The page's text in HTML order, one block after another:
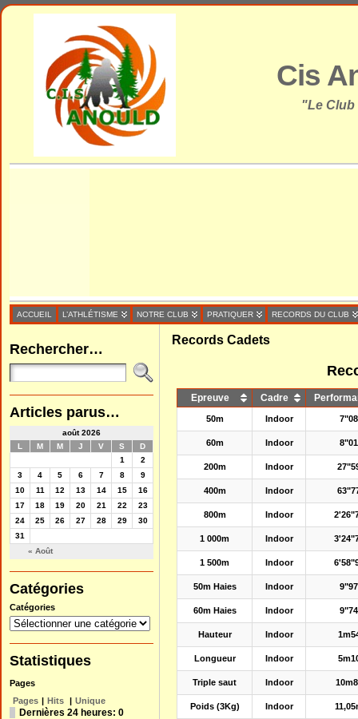
Cis
"Le Club
ACCUEIL L’ATHLÉTISME NOTRE CLUB PRATIQUER RECORDS DU CLUB
Rechercher…
Articles parus…
août 2026
L
M M J V S D
« Août
1
2
3
4 5 6 7 8
9
10
11 12 13 14 15
16
17
18 19 20 21 22
23
24
25 26 27 28 29
30
31
Catégories
Catégories
Statistiques
Pages
Pages | Hits | Unique
Dernières 24 heures: 0
Records Cadets
Epreuve Cadre
50m Indoor 7"08
60m Indoor 8"01
200m Indoor
400m Indoor
800m Indoor
1 000m Indoor
1 500m Indoor
50m Haies Indoor 9"97
60m Haies Indoor 9"74
Hauteur Indoor
Longueur Indoor
Triple saut Indoor
Poids (3Kg) Indoor